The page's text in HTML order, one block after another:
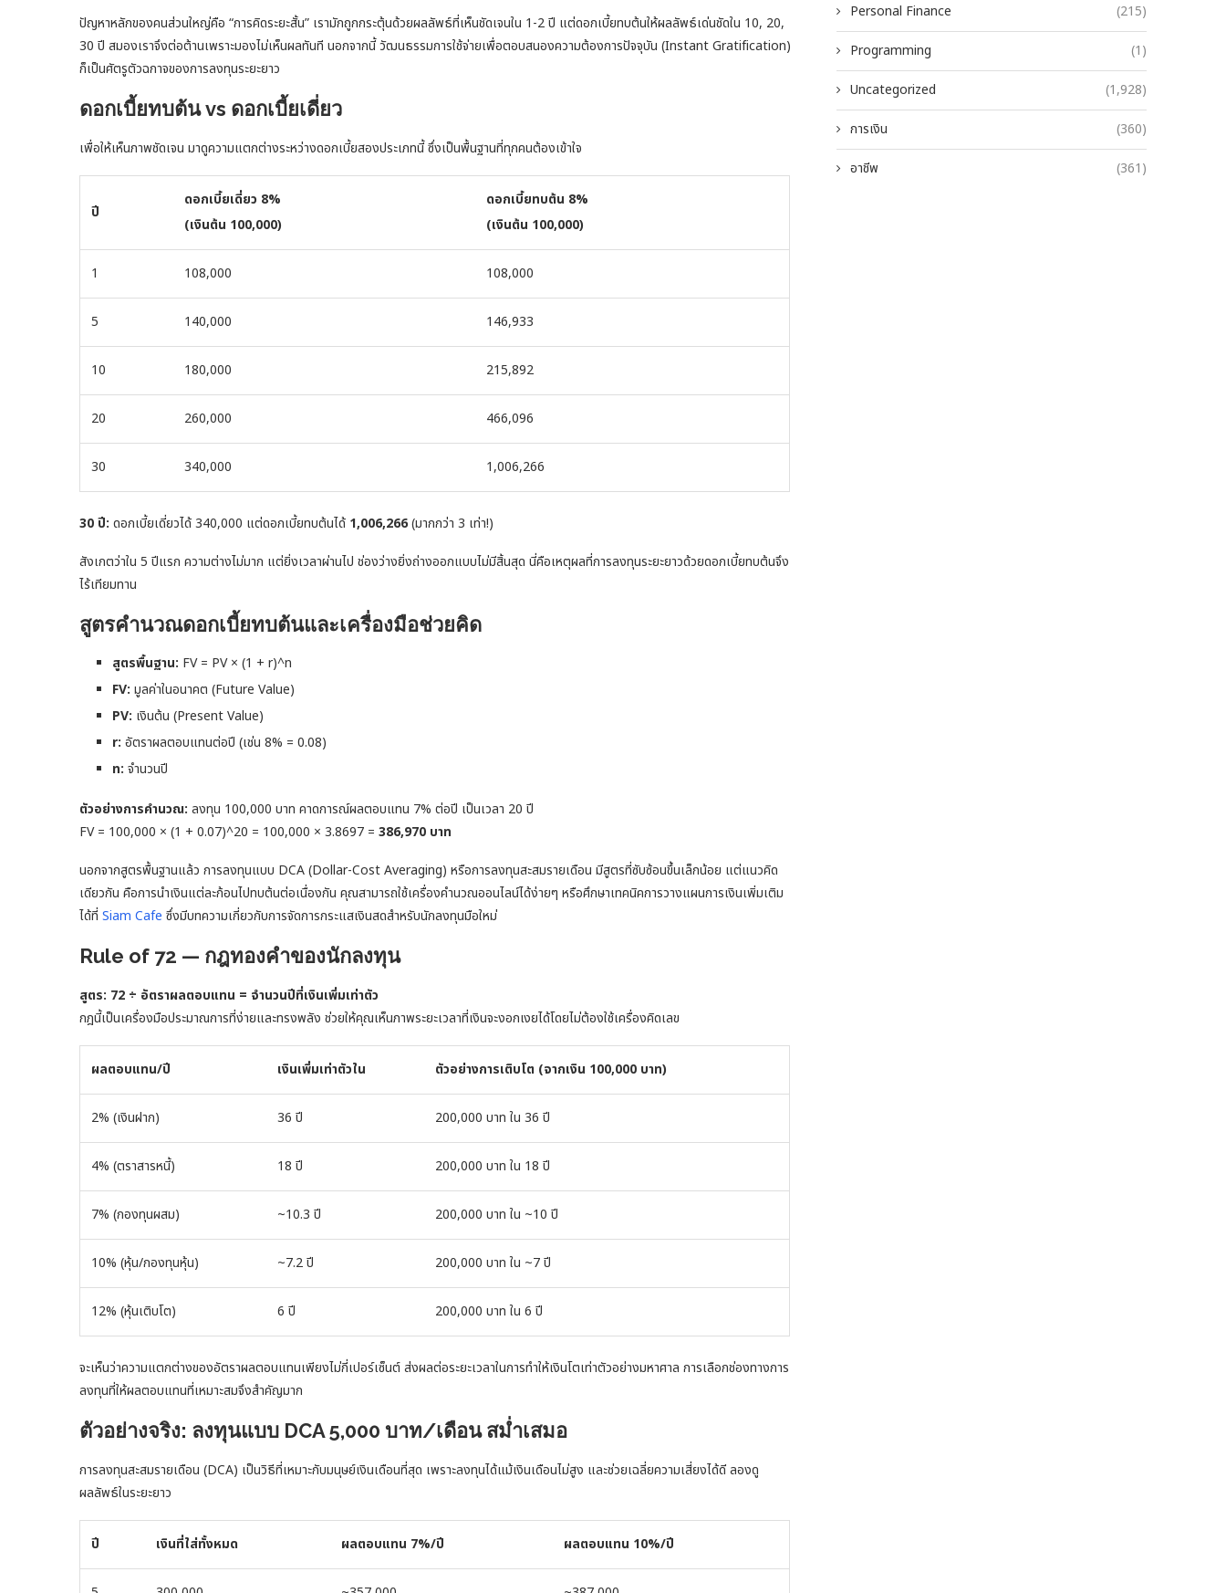
ปัญหาหลักของคนส่วนใหญ่คือ “การคิดระยะสั้น” เรามักถูกกระตุ้นด้วยผลลัพธ์ที่เห็นชัดเจนใน 1-2 ปี แต่ดอกเบี้ยทบต้นให้ผลลัพธ์เด่นชัดใน 10, 20,
30 ปี สมองเราจึงต่อต้านเพราะมองไม่เห็นผลทันที นอกจากนี้ วัฒนธรรมการใช้จ่ายเพื่อตอบสนองความต้องการปัจจุบัน (Instant Gratification)
ก็เป็นศัตรูตัวฉกาจของการลงทุนระยะยาว
ดอกเบี้ยทบต้น vs ดอกเบี้ยเดี่ยว
เพื่อให้เห็นภาพชัดเจน มาดูความแตกต่างระหว่างดอกเบี้ยสองประเภทนี้ ซึ่งเป็นพื้นฐานที่ทุกคนต้องเข้าใจ
ปี
ดอกเบี้ยเดี่ยว 8%
(เงินต้น 100,000)
ดอกเบี้ยทบต้น 8%
(เงินต้น 100,000)
1 108,000 108,000
5 140,000 146,933
10 180,000 215,892
20 260,000 466,096
30 340,000 1,006,266
30 ปี: ดอกเบี้ยเดี่ยวได้ 340,000 แต่ดอกเบี้ยทบต้นได้ 1,006,266(มากกว่า 3 เท่า!)
สังเกตว่าใน 5 ปีแรก ความต่างไม่มาก แต่ยิ่งเวลาผ่านไป ช่องว่างยิ่งถ่างออกแบบไม่มีสิ้นสุด นี่คือเหตุผลที่การลงทุนระยะยาวด้วยดอกเบี้ยทบต้นจึง
ไร้เทียมทาน
สูตรคำนวณดอกเบี้ยทบต้นและเครื่องมือช่วยคิด
สูตรพื้นฐาน: FV = PV × (1 + r)^n
FV: มูลค่าในอนาคต (Future Value)
PV: เงินต้น (Present Value)
r: อัตราผลตอบแทนต่อปี (เช่น 8% = 0.08)
n: จำนวนปี
ตัวอย่างการคำนวณ: ลงทุน 100,000 บาท คาดการณ์ผลตอบแทน 7% ต่อปี เป็นเวลา 20 ปี
FV = 100,000 × (1 + 0.07)^20 = 100,000 × 3.8697 = 386,970 บาท
นอกจากสูตรพื้นฐานแล้ว การลงทุนแบบ DCA (Dollar-Cost Averaging) หรือการลงทุนสะสมรายเดือน มีสูตรที่ซับซ้อนขึ้นเล็กน้อย แต่แนวคิด
เดียวกัน คือการนำเงินแต่ละก้อนไปทบต้นต่อเนื่องกัน คุณสามารถใช้เครื่องคำนวณออนไลน์ได้ง่ายๆ หรือศึกษาเทคนิคการวางแผนการเงินเพิ่มเติม
ได้ที่ Siam Cafe ซึ่งมีบทความเกี่ยวกับการจัดการกระแสเงินสดสำหรับนักลงทุนมือใหม่
Rule of 72 — กฎทองคำของนักลงทุน
สูตร: 72 ÷ อัตราผลตอบแทน = จำนวนปีที่เงินเพิ่มเท่าตัว
กฎนี้เป็นเครื่องมือประมาณการที่ง่ายและทรงพลัง ช่วยให้คุณเห็นภาพระยะเวลาที่เงินจะงอกเงยได้โดยไม่ต้องใช้เครื่องคิดเลข
ผลตอบแทน/ปี เงินเพิ่มเท่าตัวใน ตัวอย่างการเติบโต (จากเงิน 100,000 บาท)
2% (เงินฝาก) 36 ปี 200,000 บาท ใน 36 ปี
4% (ตราสารหนี้) 18 ปี 200,000 บาท ใน 18 ปี
7% (กองทุนผสม) ~10.3 ปี 200,000 บาท ใน ~10 ปี
10% (หุ้น/กองทุนหุ้น) ~7.2 ปี 200,000 บาท ใน ~7 ปี
12% (หุ้นเติบโต) 6 ปี 200,000 บาท ใน 6 ปี
จะเห็นว่าความแตกต่างของอัตราผลตอบแทนเพียงไม่กี่เปอร์เซ็นต์ ส่งผลต่อระยะเวลาในการทำให้เงินโตเท่าตัวอย่างมหาศาล การเลือกช่องทางการ
ลงทุนที่ให้ผลตอบแทนที่เหมาะสมจึงสำคัญมาก
ตัวอย่างจริง: ลงทุนแบบ DCA 5,000 บาท/เดือน สม่ำเสมอ
การลงทุนสะสมรายเดือน (DCA) เป็นวิธีที่เหมาะกับมนุษย์เงินเดือนที่สุด เพราะลงทุนได้แม้เงินเดือนไม่สูง และช่วยเฉลี่ยความเสี่ยงได้ดี ลองดู
ผลลัพธ์ในระยะยาว
ปี เงินที่ใส่ทั้งหมด ผลตอบแทน 7%/ปี ผลตอบแทน 10%/ปี
Personal Finance (215)
Programming (1)
Uncategorized (1,928)
การเงิน (360)
อาชีพ (361)